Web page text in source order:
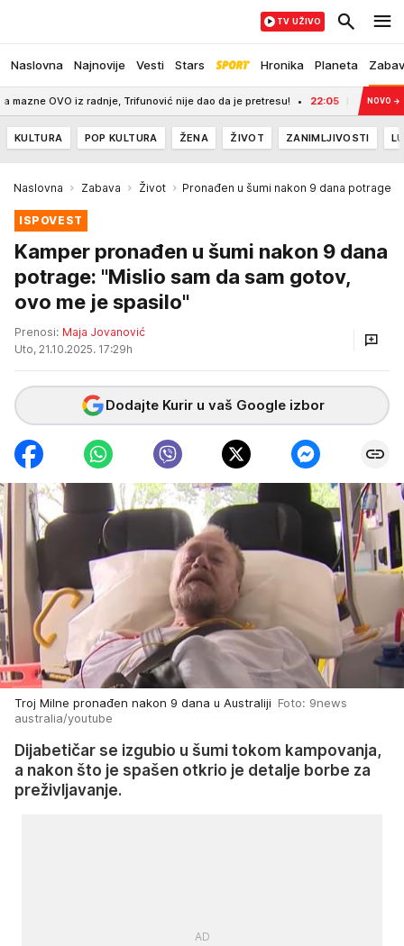
Naslovna Najnovije Vesti Stars Hronika Planeta
TV UŽIVO
iz radnje, Trifunović nije dao da je pretresu! 22:05 KSS OBJAVIO CENE
NOVO →
KULTURA POP KULTURA ŽENA ŽIVOT ZANIMLJIVOSTI
Naslovna Zabava Život Pronađen u šumi nakon 9 dana potrage
ISPOVEST
Kamper pronađen u šumi nakon 9 dana
potrage: "Mislio sam da sam gotov,
ovo me je spasilo"
Prenosi: Maja Jovanović
Uto, 21.10.2025. 17:29h
Dodajte Kurir u vaš Google izbor
Troj Milne pronađen nakon 9 dana u Australiji Foto: 9news
australia/youtube
Dijabetičar se izgubio u šumi tokom kampovanja,
a nakon što je spašen otkrio je detalje borbe za
preživljavanje.